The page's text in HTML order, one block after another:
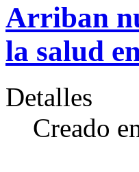
Arriban
la salud
Detalles
Creado